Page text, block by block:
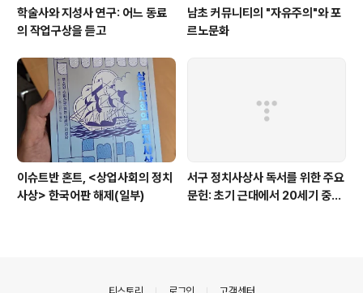
학술사와 지성사 연구: 어느 동료
의 작업구상을 듣고
남초 커뮤니티의 "자유주의"와 포
르노문화
이슈트반 혼트, <상업사회의 정치
사상> 한국어판 해제(일부)
서구 정치사상사 독서를 위한 주요
문헌: 초기 근대에서 20세기 중반